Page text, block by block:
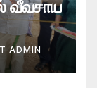
ADMIN